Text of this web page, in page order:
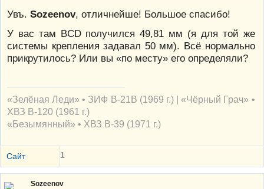
Увъ. Sozeenov, отличнейше! Большое спасибо!
У вас там BCD получился 49,81 мм (я для той же
системы крепления задавал 50 мм). Всё нормально
прикрутилось? Или вы «по месту» его определяли?
«Зелёная Леди» • ЗИФ В-21В (1969 г.) | «Чёрный Грач» •
ХВЗ В-120 (1961 г.)
«Безымянный» • ХВЗ В-39 (1971 г.)
Сайт 1
Sozeenov